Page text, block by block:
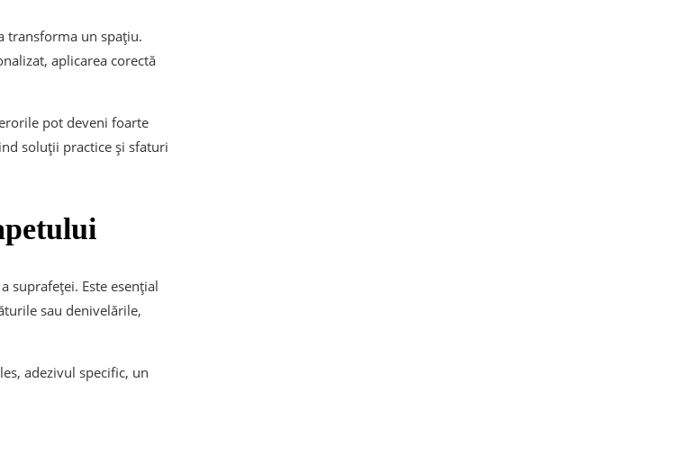
transforma un spațiu.
aplicarea corectă
pot deveni foarte
soluții practice și sfaturi
suprafeței. Este esențial
sau denivelările,
adezivul specific, un